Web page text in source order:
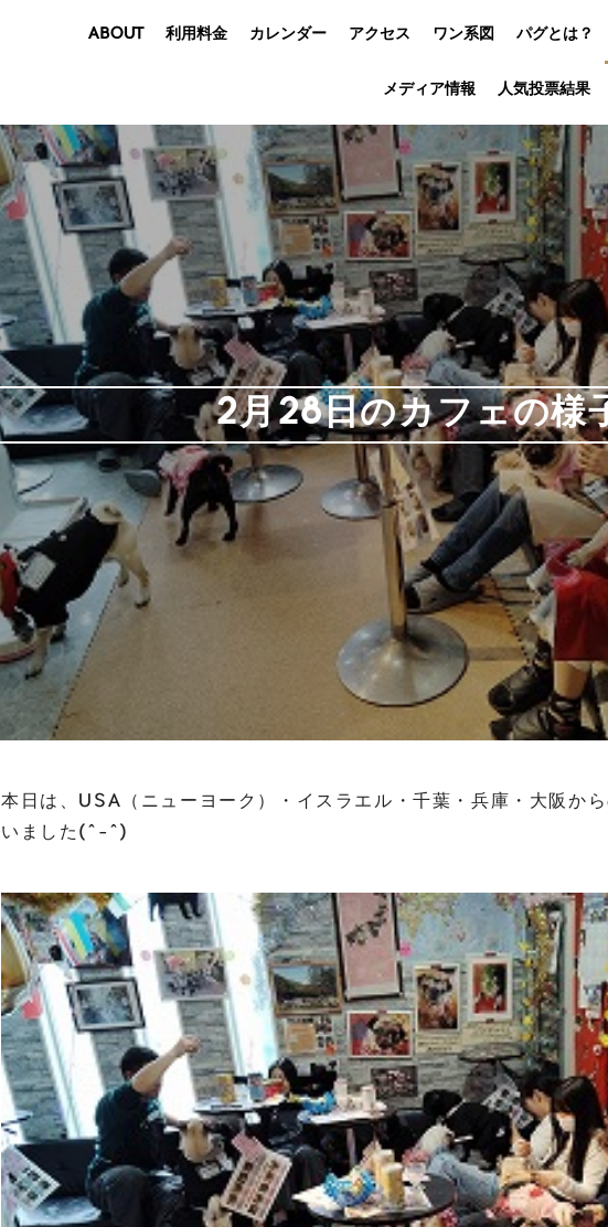
ABOUT 利用料金 カレンダー アクセス ワン系図 パグとは？
メディア情報 人気投票結果
2月28日のカフェの様
本日は、USA（ニューヨーク）・イスラエル・千葉・兵庫・大阪か
いました(^-^)